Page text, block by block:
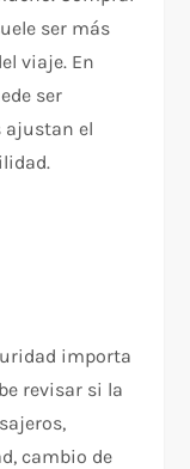
ser más
viaje. En
ser
ajustan el
importa
revisar si la
cambio de